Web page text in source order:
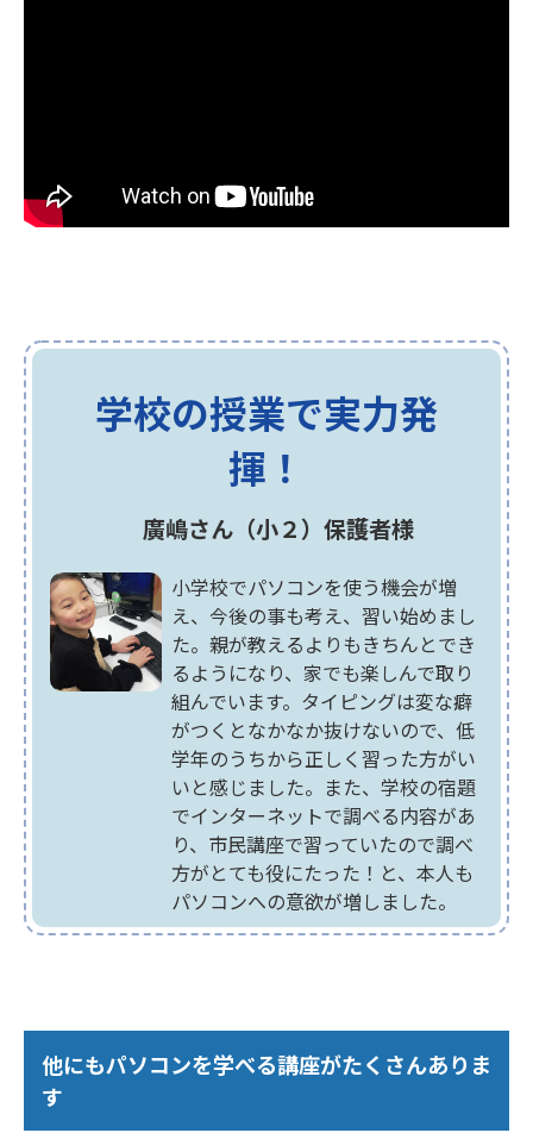
学校の授業で実力発
揮！
廣嶋さん（小２）保護者様
小学校でパソコンを使う機会が増
え、今後の事も考え、習い始めまし
た。親が教えるよりもきちんとでき
るようになり、家でも楽しんで取り
組んでいます。タイピングは変な癖
がつくとなかなか抜けないので、低
学年のうちから正しく習った方がい
いと感じました。また、学校の宿題
でインターネットで調べる内容があ
り、市民講座で習っていたので調べ
方がとても役にたった！と、本人も
パソコンへの意欲が増しました。
他にもパソコンを学べる講座がたくさんありま
す